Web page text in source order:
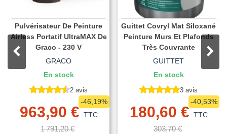
Pulvérisateur De Peinture
Airless Portatif UltraMAX De
Graco - 230 V
GRACO
En stock
2 avis
963,90 € TTC
1 791,20 €
-46,19%
Guittet Covryl Mat Siloxané
Peinture Murs Et Plafonds
Très Couvrante
GUITTET
En stock
3 avis
180,60 € TTC
303,70 €
-40,53%